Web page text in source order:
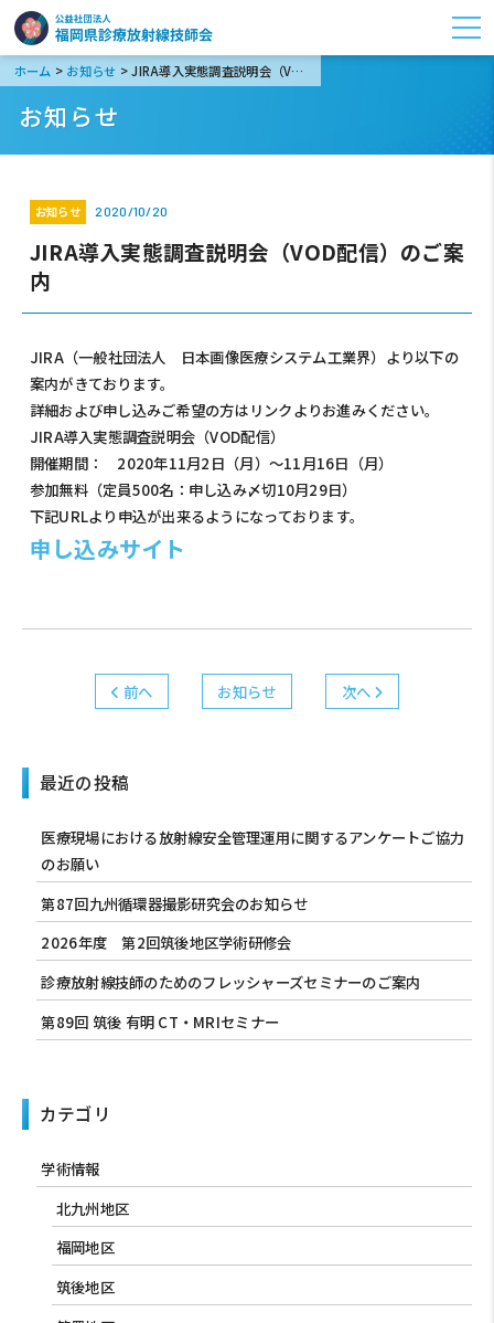
ホーム > お知らせ > JIRA導入実態調査説明会（VOD配信）のご案内
お知らせ
お知らせ 2020/10/20
JIRA導入実態調査説明会（VOD配信）のご案
内
JIRA（一般社団法人 日本画像医療システム工業界）より以下の
案内がきております。
詳細および申し込みご希望の方はリンクよりお進みください。
JIRA導入実態調査説明会（VOD配信）
開催期間： 2020年11月2日（月）～11月16日（月）
参加無料（定員500名：申し込み〆切10月29日）
下記URLより申込が出来るようになっております。
申し込みサイト
前へ お知らせ 次へ
最近の投稿
医療現場における放射線安全管理運用に関するアンケートご協力
のお願い
第87回九州循環器撮影研究会のお知らせ
2026年度 第2回筑後地区学術研修会
診療放射線技師のためのフレッシャーズセミナーのご案内
第89回 筑後 有明 CT・MRIセミナー
カテゴリ
学術情報
北九州地区
福岡地区
筑後地区